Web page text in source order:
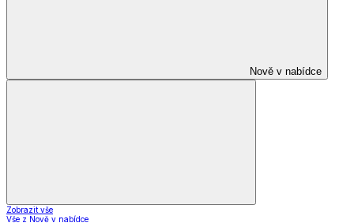
Nově v nabídce
Zobrazit vše
Vše z Nově v nabídce